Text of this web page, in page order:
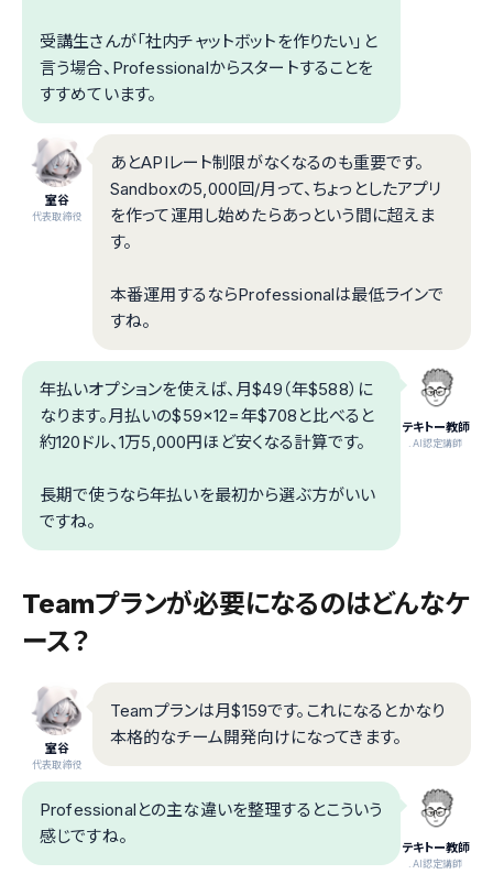
受講生さんが「社内チャットボットを作りたい」と
言う場合、Professionalからスタートすることを
すすめています。
室谷
代表取締役
あとAPIレート制限がなくなるのも重要です。
Sandboxの5,000回/月って、ちょっとしたアプリ
を作って運用し始めたらあっという間に超えま
す。
本番運用するならProfessionalは最低ラインで
すね。
テキトー教師
.AI認定講師
年払いオプションを使えば、月$49（年$588）に
なります。月払いの$59×12=年$708と比べると
約120ドル、1万5,000円ほど安くなる計算です。
長期で使うなら年払いを最初から選ぶ方がいい
ですね。
Teamプランが必要になるのはどんなケ
ース？
室谷
代表取締役
Teamプランは月$159です。これになるとかなり
本格的なチーム開発向けになってきます。
テキトー教師
.AI認定講師
Professionalとの主な違いを整理するとこういう
感じですね。